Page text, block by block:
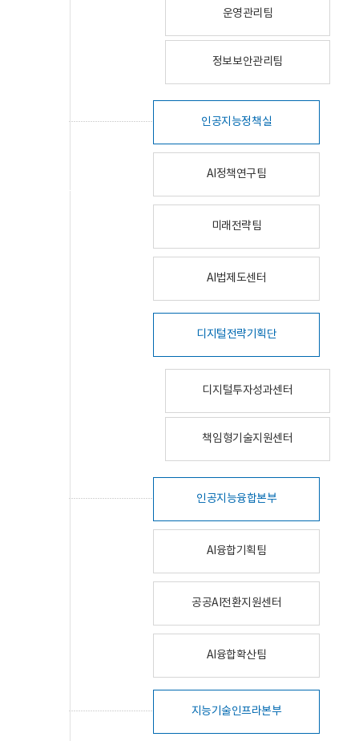
운영관리팀
정보보안관리팀
인공지능정책실
AI정책연구팀
미래전략팀
AI법제도센터
디지털전략기획단
디지털투자성과센터
책임형기술지원센터
인공지능융합본부
AI융합기획팀
공공AI전환지원센터
AI융합확산팀
지능기술인프라본부